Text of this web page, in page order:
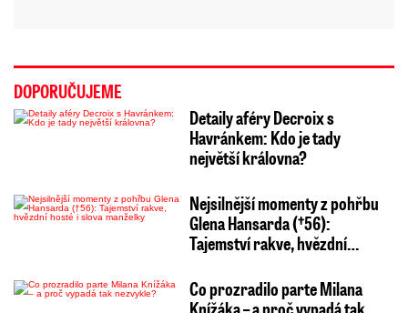
DOPORUČUJEME
Detaily aféry Decroix s
Havránkem: Kdo je tady
největší královna?
Nejsilnější momenty z pohřbu
Glena Hansarda (†56):
Tajemství rakve, hvězdní…
Co prozradilo parte Milana